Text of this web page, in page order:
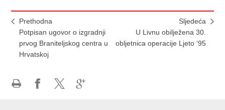
Prethodna
Potpisan ugovor o izgradnji
prvog Braniteljskog centra u
Hrvatskoj
Sljedeća
U Livnu obilježena 30.
obljetnica operacije Ljeto ‘95